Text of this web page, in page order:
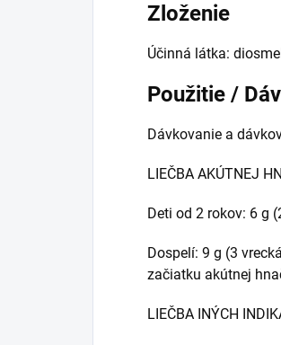
Zloženie
Účinná látka:
Použitie /
Dávkovanie a
LIEČBA AKÚTNEJ
Deti od 2 rokov: 6 g
Dospelí: 9 g (3
začiatku akútnej
LIEČBA INÝCH